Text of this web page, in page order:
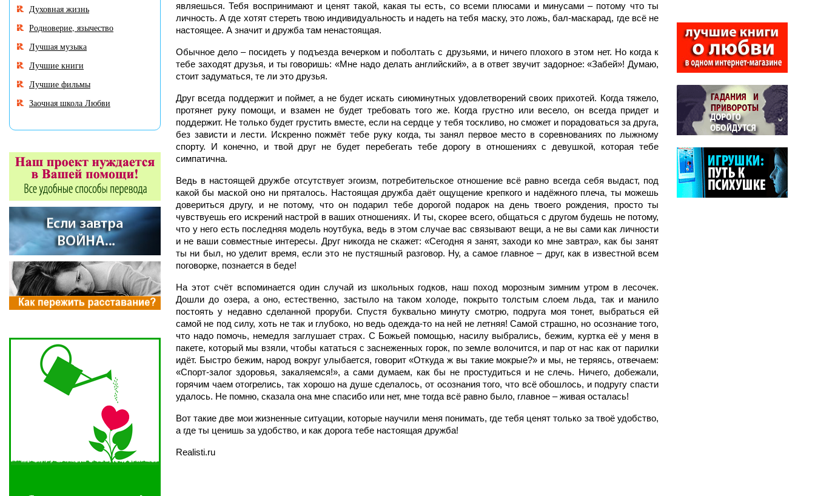
являешься. Тебя воспринимают и ценят такой, какая ты есть, со всеми плюсами и минусами – потому что ты
личность. А где хотят стереть твою индивидуальность и надеть на тебя маску, это ложь, бал-маскарад, где всё не
настоящее. А значит и дружба там ненастоящая.
Обычное дело – посидеть у подъезда вечерком и поболтать с друзьями, и ничего плохого в этом нет. Но когда к
тебе заходят друзья, и ты говоришь: «Мне надо делать английский», а в ответ звучит задорное: «Забей»! Думаю,
стоит задуматься, те ли это друзья.
Друг всегда поддержит и поймет, а не будет искать сиюминутных удовлетворений своих прихотей. Когда тяжело,
протянет руку помощи, и взамен не будет требовать того же. Когда грустно или весело, он всегда придет и
поддержит. Не только будет грустить вместе, если на сердце у тебя тоскливо, но сможет и порадоваться за друга,
без зависти и лести. Искренно пожмёт тебе руку когда, ты занял первое место в соревнованиях по лыжному
спорту. И конечно, и твой друг не будет перебегать тебе дорогу в отношениях с девушкой, которая тебе
симпатична.
Ведь в настоящей дружбе отсутствует эгоизм, потребительское отношение всё равно всегда себя выдаст, под
какой бы маской оно ни пряталось. Настоящая дружба даёт ощущение крепкого и надёжного плеча, ты можешь
довериться другу, и не потому, что он подарил тебе дорогой подарок на день твоего рождения, просто ты
чувствуешь его искрений настрой в ваших отношениях. И ты, скорее всего, общаться с другом будешь не потому,
что у него есть последняя модель ноутбука, ведь в этом случае вас связывают вещи, а не вы сами как личности
и не ваши совместные интересы. Друг никогда не скажет: «Сегодня я занят, заходи ко мне завтра», как бы занят
ты ни был, но уделит время, если это не пустяшный разговор. Ну, а самое главное – друг, как в известной всем
поговорке, познается в беде!
На этот счёт вспоминается один случай из школьных годков, наш поход морозным зимним утром в лесочек.
Дошли до озера, а оно, естественно, застыло на таком холоде, покрыто толстым слоем льда, так и манило
постоять у недавно сделанной проруби. Спустя буквально минуту смотрю, подруга моя тонет, выбраться ей
самой не под силу, хоть не так и глубоко, но ведь одежда-то на ней не летняя! Самой страшно, но осознание того,
что надо помочь, немедля заглушает страх. С Божьей помощью, насилу выбрались, бежим, куртка её у меня в
пакете, который мы взяли, чтобы кататься с заснеженных горок, по земле волочится, и пар от нас как от парилки
идёт. Быстро бежим, народ вокруг улыбается, говорит «Откуда ж вы такие мокрые?» и мы, не теряясь, отвечаем:
«Спорт-залог здоровья, закаляемся!», а сами думаем, как бы не простудиться и не слечь. Ничего, добежали,
горячим чаем отогрелись, так хорошо на душе сделалось, от осознания того, что всё обошлось, и подругу спасти
удалось. Не помню, сказала она мне спасибо или нет, мне тогда всё равно было, главное – живая осталась!
Вот такие две мои жизненные ситуации, которые научили меня понимать, где тебя ценят только за твоё удобство,
а где ты ценишь за удобство, и как дорога тебе настоящая дружба!
Realisti.ru
Духовная жизнь
Родноверие, язычество
Лучшая музыка
Лучшие книги
Лучшие фильмы
Заочная школа Любви